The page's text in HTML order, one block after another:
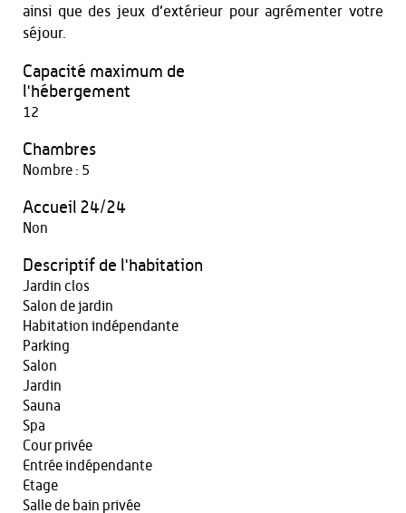
ainsi que des jeux d’extérieur pour agrémenter votre
séjour.
Capacité maximum de
l'hébergement
12
Chambres
Nombre : 5
Accueil 24/24
Non
Descriptif de l'habitation
Jardin clos
Salon de jardin
Habitation indépendante
Parking
Salon
Jardin
Sauna
Spa
Cour privée
Entrée indépendante
Etage
Salle de bain privée